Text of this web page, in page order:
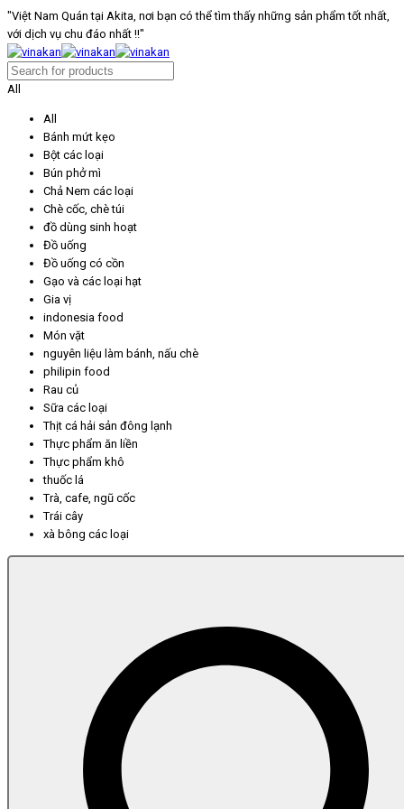
"Việt Nam Quán tại Akita, nơi bạn có thể tìm thấy những sản phẩm tốt nhất,
với dịch vụ chu đáo nhất !!"
All
All
Bánh mứt kẹo
Bột các loại
Bún phở mì
Chả Nem các loại
Chè cốc, chè túi
đồ dùng sinh hoạt
Đồ uống
Đồ uống có cồn
Gạo và các loại hạt
Gia vị
indonesia food
Món vặt
nguyên liệu làm bánh, nấu chè
philipin food
Rau củ
Sữa các loại
Thịt cá hải sản đông lạnh
Thực phẩm ăn liền
Thực phẩm khô
thuốc lá
Trà, cafe, ngũ cốc
Trái cây
xà bông các loại